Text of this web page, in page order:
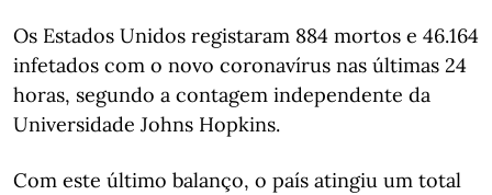
Os Estados Unidos registaram 884 mortos e 46.164
infetados com o novo coronavírus nas últimas 24
horas, segundo a contagem independente da
Universidade Johns Hopkins.
Com este último balanço, o país atingiu um total